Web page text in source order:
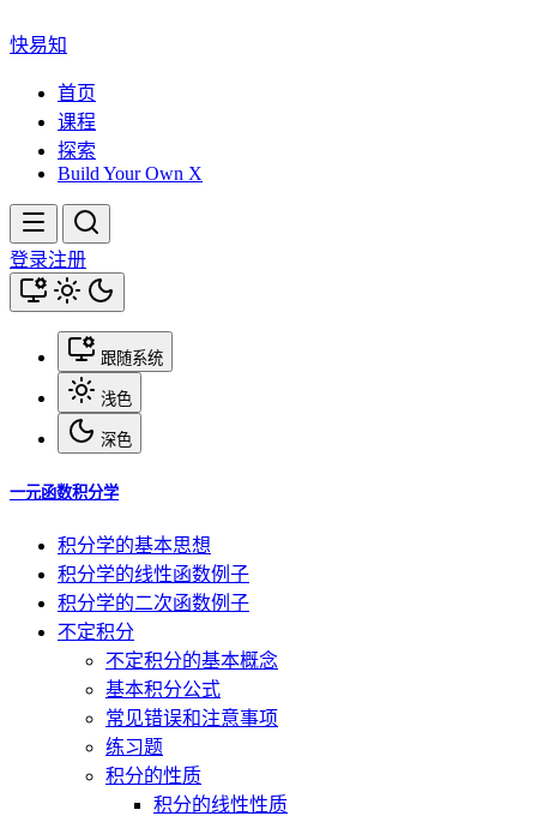
快易知
首页
课程
探索
Build Your Own X
登录注册
跟随系统
浅色
深色
一元函数积分学
积分学的基本思想
积分学的线性函数例子
积分学的二次函数例子
不定积分
不定积分的基本概念
基本积分公式
常见错误和注意事项
练习题
积分的性质
积分的线性性质